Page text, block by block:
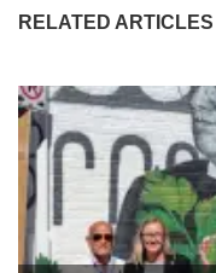
RELATED ARTICLES